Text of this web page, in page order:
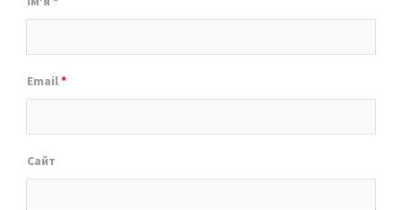
Email*
Сайт